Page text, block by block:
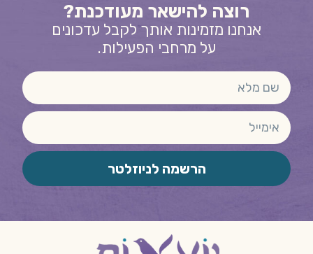
רוצה להישאר מעודכנת?
אנחנו מזמינות אותך לקבל עדכונים
על מרחבי הפעילות.
הרשמה לניוזלטר